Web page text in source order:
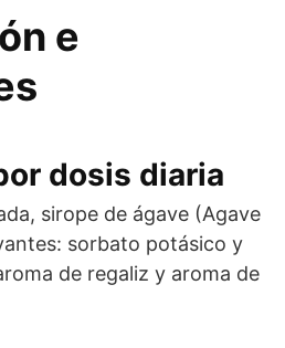
e
dosis diaria
sirope de ágave (Agave
sorbato potásico y
de regaliz y aroma de